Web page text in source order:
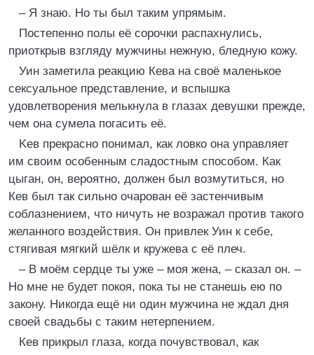
– Я знаю. Но ты был таким упрямым.
Постепенно полы её сорочки распахнулись,
приоткрыв взгляду мужчины нежную, бледную кожу.
Уин заметила реакцию Кева на своё маленькое
сексуальное представление, и вспышка
удовлетворения мелькнула в глазах девушки прежде,
чем она сумела погасить её.
Keв прекрасно понимал, как ловко она управляет
им своим особенным сладостным способом. Как
цыган, он, вероятно, должен был возмутиться, но
Кев был так сильно очарован её застенчивым
соблазнением, что ничуть не возражал против такого
желанного воздействия. Он привлек Уин к себе,
стягивая мягкий шёлк и кружева с её плеч.
– В моём сердце ты уже – моя жена, – сказал он. –
Но мне не будет покоя, пока ты не станешь ею по
закону. Никогда ещё ни один мужчина не ждал дня
своей свадьбы с таким нетерпением.
Кев прикрыл глаза, когда почувствовал, как